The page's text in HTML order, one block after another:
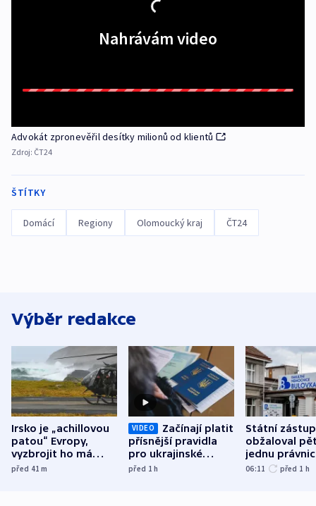
Nahrávám video
Advokát zpronevěřil desítky milionů od klientů
Zdroj: ČT24
ŠTÍTKY
Domácí Regiony Olomoucký kraj ČT24
Výběr redakce
Irsko je „achillovou
patou“ Evropy,
vyzbrojit ho má
Francie
před 41m
VIDEO
Začínají platit
přísnější pravidla
pro ukrajinské
uprchlíky
před 1h
Státní
obžaloval
jednu
osobu v
06:11 před 1 h